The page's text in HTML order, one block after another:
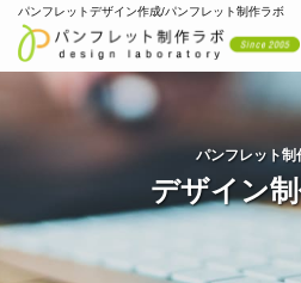
パンフレットデザイン作成/パンフレット制作ラボ
パンフレット制
デザイン